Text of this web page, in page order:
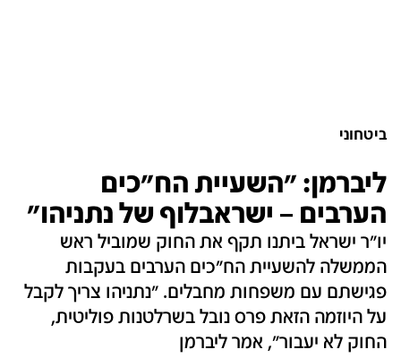
ביטחוני
ליברמן: "השעיית הח"כים
הערבים – ישראבלוף של נתניהו"
יו"ר ישראל ביתנו תקף את החוק שמוביל ראש
הממשלה להשעיית הח"כים הערבים בעקבות
פגישתם עם משפחות מחבלים. "נתניהו צריך לקבל
על היוזמה הזאת פרס נובל בשרלטנות פוליטית,
החוק לא יעבור", אמר ליברמן